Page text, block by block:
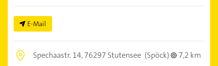
E-Mail
Spechaastr. 14,76297 Stutensee (Spöck)
7,2 km